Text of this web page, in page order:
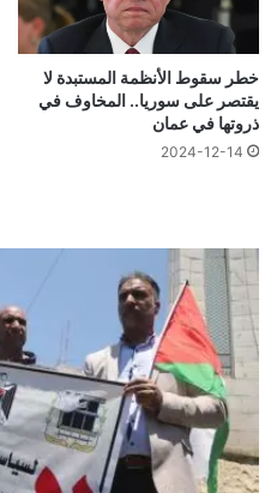
خطر سقوط الأنظمة المستبدة لا
يقتصر على سوريا.. المخاوف في
ذروتها في عمان
2024-12-14